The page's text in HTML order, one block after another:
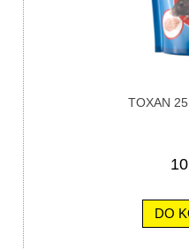
TOXAN
DO